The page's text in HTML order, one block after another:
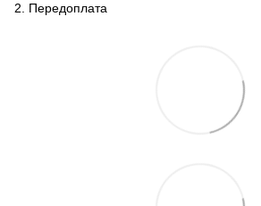
2. Передоплата